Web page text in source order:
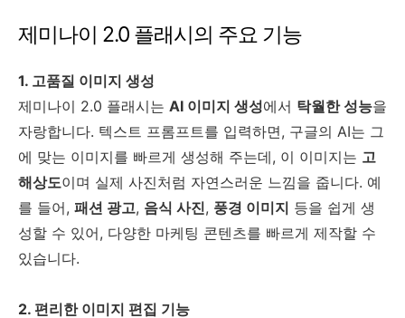
제미나이 2.0 플래시의 주요 기능
1. 고품질 이미지 생성
제미나이 2.0 플래시는 AI 이미지 생성에서 탁월한 성능을
자랑합니다. 텍스트 프롬프트를 입력하면, 구글의 AI는 그
에 맞는 이미지를 빠르게 생성해 주는데, 이 이미지는 고
해상도이며 실제 사진처럼 자연스러운 느낌을 줍니다. 예
를 들어, 패션 광고, 음식 사진, 풍경 이미지 등을 쉽게 생
성할 수 있어, 다양한 마케팅 콘텐츠를 빠르게 제작할 수
있습니다.
2. 편리한 이미지 편집 기능